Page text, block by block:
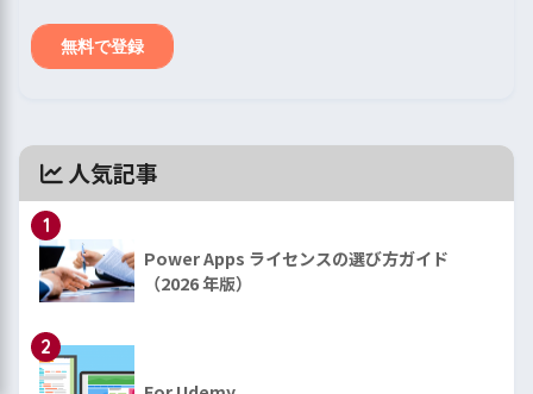
人気記事
1
Power Apps ライセンスの選び方ガイド
（2026 年版）
2